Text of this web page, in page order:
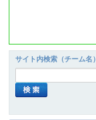
サイト内検索（チーム名）